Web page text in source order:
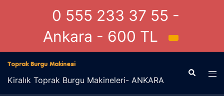
Toprak Burgu Makinesi
Kiralık Toprak Burgu Makineleri- ANKARA
Search
0 555 233 37 55 -
Ankara - 600 TL